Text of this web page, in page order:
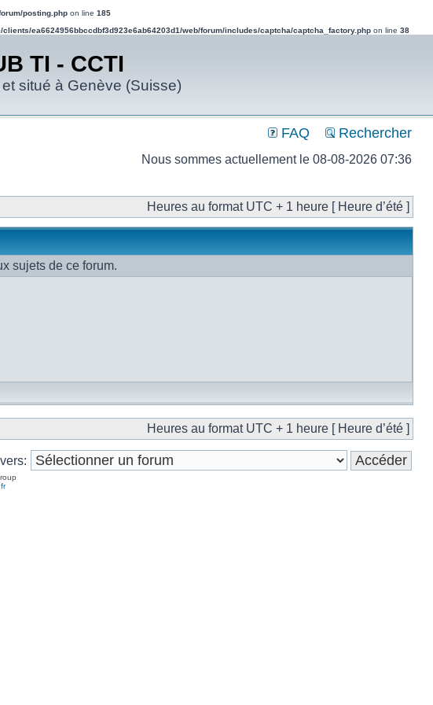
posting.php on line 185
clients/ea6624956bbccdbf3d923e6ab64203d1/web/forum/includes/captcha/captcha_factory.php on line 38
TI - CCTI
situé à Genève (Suisse)
FAQ Rechercher
Nous sommes actuellement le 08-08-2026 07:36
Heures au format UTC + 1 heure [ Heure d’été ]
sujets de ce forum.
Heures au format UTC + 1 heure [ Heure d’été ]